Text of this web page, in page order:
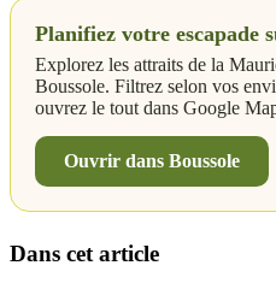
Planifiez votre escapade
Explorez les attraits de la
Boussole. Filtrez selon vos
ouvrez le tout dans Google
Ouvrir dans Boussole
Dans cet article